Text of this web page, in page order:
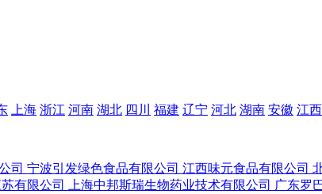
上海 浙江 河南 湖北 四川 福建 辽宁 河北 湖南 安徽 江西
司 宁波引发绿色食品有限公司 江西味元食品有限公司
有限公司 上海中邦斯瑞生物药业技术有限公司 广东罗